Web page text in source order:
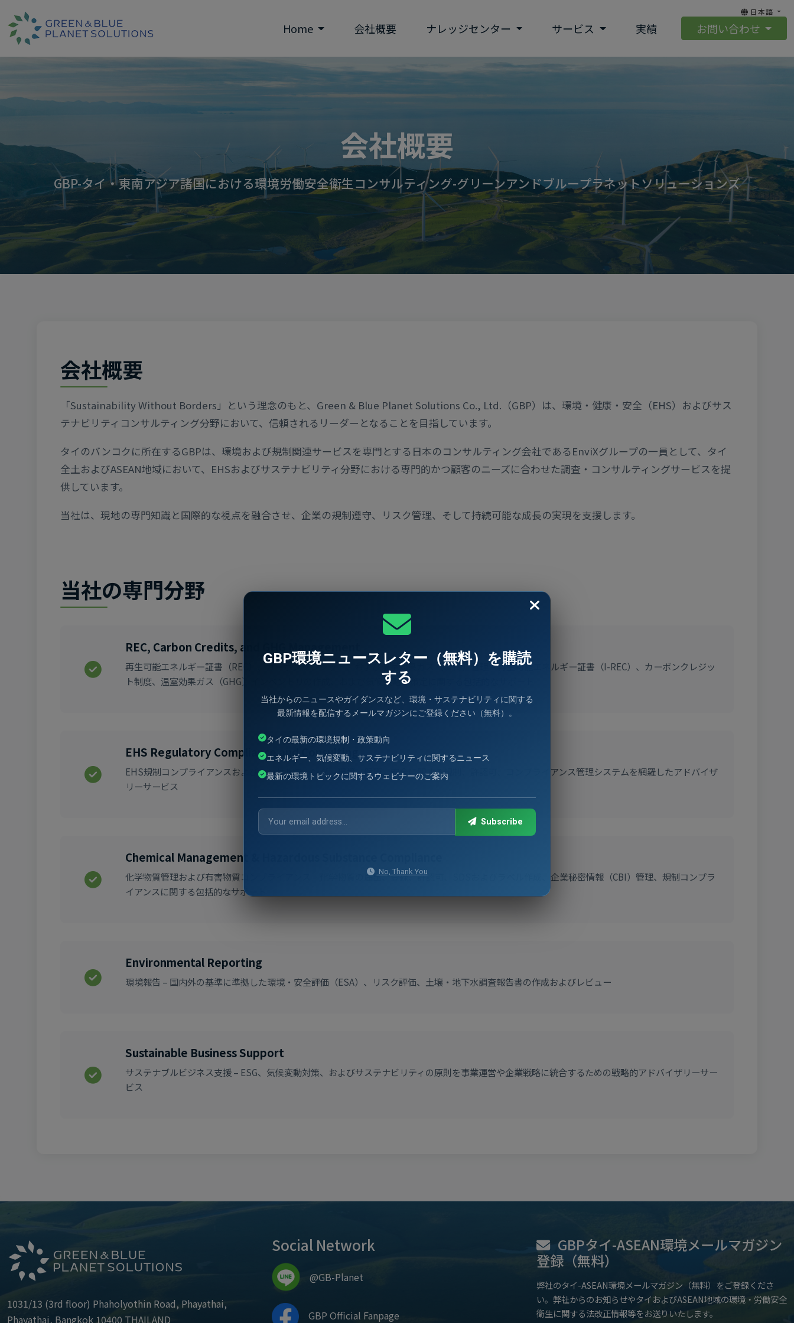
日本語
Home 会社概要 ナレッジセンター サービス 実績 お問い合わせ
会社概要
GBP-タイ・東南アジア諸国における環境労働安全衛生コンサルティング-グリーンアンドブループラネットソリューションズ
会社概要
「Sustainability Without Borders」という理念のもと、Green & Blue Planet Solutions Co., Ltd.（GBP）は、環境・健康・安全（EHS）およびサス
テナビリティコンサルティング分野において、信頼されるリーダーとなることを目指しています。
タイのバンコクに所在するGBPは、環境および規制関連サービスを専門とする日本のコンサルティング会社であるEnviXグループの一員として、タイ
全土およびASEAN地域において、EHSおよびサステナビリティ分野における専門的かつ顧客のニーズに合わせた調査・コンサルティングサービスを提
供しています。
当社は、現地の専門知識と国際的な視点を融合させ、企業の規制遵守、リスク管理、そして持続可能な成長の実現を支援します。
当社の専門分野
REC, Carbon Credits, and GHG Management
再生可能エネルギー証書（REC）、カーボンクレジット、および温室効果ガス（GHG）管理 – 再生可能エネルギー証書（I-REC）、カーボンクレジッ
ト制度、温室効果ガス（GHG）インベントリの作成、および気候戦略の策定に関する包括的なサポート
EHS Regulatory Compliance and Consulting
EHS規制コンプライアンスおよびコンサルティング – 環境、健康、安全に関する規制、許認可、コンプライアンス管理システムを網羅したアドバイザ
リーサービス
Chemical Management & Hazardous Substance Compliance
化学物質管理および有害物質コンプライアンス – 化学物質の届出、登録、許認可、SDSおよびラベル作成、企業秘密情報（CBI）管理、規制コンプラ
イアンスに関する包括的なサポート
Environmental Reporting
環境報告 – 国内外の基準に準拠した環境・安全評価（ESA）、リスク評価、土壌・地下水調査報告書の作成およびレビュー
Sustainable Business Support
サステナブルビジネス支援 – ESG、気候変動対策、およびサステナビリティの原則を事業運営や企業戦略に統合するための戦略的アドバイザリーサー
ビス
1031/13 (3rd floor) Phaholyothin Road, Phayathai,
Phayathai, Bangkok 10400 THAILAND
Social Network
@GB-Planet
GBP Official Fanpage
GBPタイ-ASEAN環境メールマガジン
登録（無料）
弊社のタイ-ASEAN環境メールマガジン（無料）をご登録くださ
い。弊社からのお知らせやタイおよびASEAN地域の環境・労働安全
衛生に関する法改正情報等をお送りいたします。
GBP環境ニュースレター（無料）を購読
する
当社からのニュースやガイダンスなど、環境・サステナビリティに関する
最新情報を配信するメールマガジンにご登録ください（無料）。
タイの最新の環境規制・政策動向
エネルギー、気候変動、サステナビリティに関するニュース
最新の環境トピックに関するウェビナーのご案内
Subscribe
No, Thank You